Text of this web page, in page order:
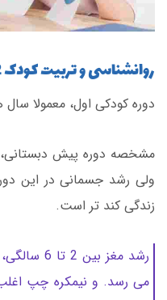
روانشناسی و تربیت کودک 2 تا 6 ساله
دوره کودکی اول، معمولا
مشخصه دوره پیش
ولی رشد جسمانی در این
زندگی کند تر است.